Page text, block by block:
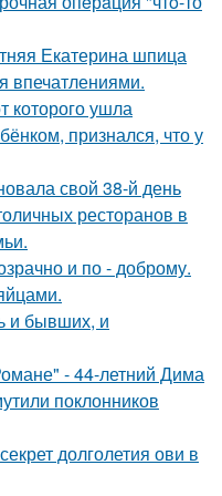
Екатерина шпица
впечатлениями.
которого ушла
признался, что у
свой 38-й день
ресторанов в
и по - доброму.
и бывших, и
- 44-летний Дима
поклонников
долголетия ови в